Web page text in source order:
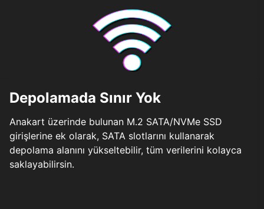
Depolamada Sınır Yok
Anakart üzerinde bulunan M.2 SATA/NVMe SSD
girişlerine ek olarak, SATA slotlarını kullanarak
depolama alanını yükseltebilir, tüm verilerini kolayca
saklayabilirsin.